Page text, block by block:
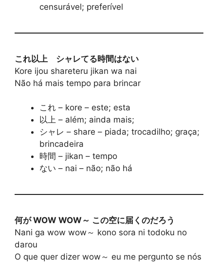
censurável; preferível
これ以上 シャレてる時間はない
Kore ijou shareteru jikan wa nai
Não há mais tempo para brincar
これ – kore – este; esta
以上 – além; ainda mais;
シャレ – share – piada; trocadilho; graça;
brincadeira
時間 – jikan – tempo
ない – nai – não; não há
何が WOW WOW～ この空に届くのだろう
Nani ga wow wow～ kono sora ni todoku no
darou
O que quer dizer wow～ eu me pergunto se nós